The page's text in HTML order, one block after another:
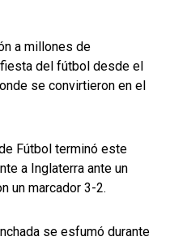
a millones de
del fútbol desde el
se convirtieron en el
Fútbol terminó este
a Inglaterra ante un
un marcador 3-2.
se esfumó durante